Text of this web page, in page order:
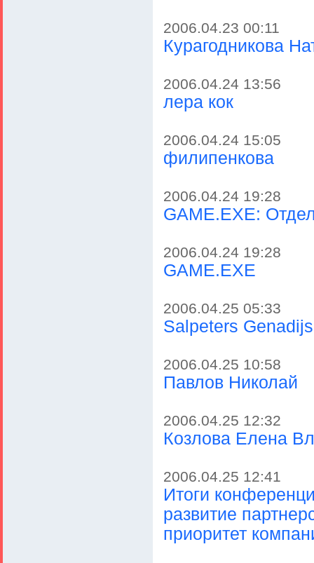
2006.04.23 00:11
Курагодникова
2006.04.24 13:56
лера кок
2006.04.24 15:05
филипенкова
2006.04.24 19:28
GAME.EXE:
2006.04.24 19:28
GAME.EXE
2006.04.25 05:33
Salpeters
2006.04.25 10:58
Павлов Николай
2006.04.25 12:32
Козлова Елена
2006.04.25 12:41
Итоги
развитие
приоритет